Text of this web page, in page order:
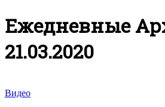
Ежедневные
21.03.2020
Видео